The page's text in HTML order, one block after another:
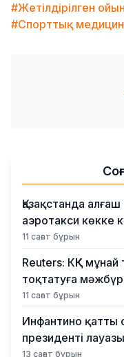
#Жетілдірілген
#Спорттық
Қазақстанда
аэротакси көкке
11 сағат бұрын
Reuters: КҚК мұнай
тоқтатуға мәжбүр
11 сағат бұрын
Инфантино
президенті
13 сағат бұрын